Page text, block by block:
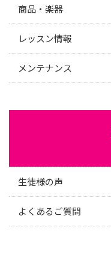
商品・楽器
レッスン情報
メンテナンス
生徒様の声
よくあるご質問